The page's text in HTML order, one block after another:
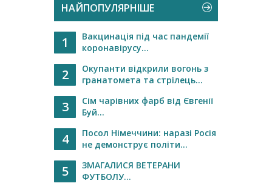
НАЙПОПУЛЯРНІШЕ
1
Вакцинація під час пандемії
коронавірусу...
2
Окупанти відкрили вогонь з
гранатомета та стрілець...
3
Сім чарівних фарб від Євгенії
Буй...
4
Посол Німеччини: наразі Росія
не демонструє політи...
5
ЗМАГАЛИСЯ ВЕТЕРАНИ
ФУТБОЛУ...